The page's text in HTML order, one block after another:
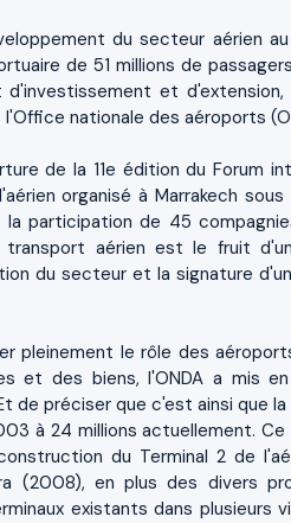
du secteur aérien
de 51 millions de
et d'extension,
nationale des aéroports
de la 11e édition du Forum
organisé à Marrakech
la participation de 45
aérien est le fruit
du secteur et la signature
le rôle des
et des biens, l'ONDA a mis
préciser que c'est ainsi que
à 24 millions actuellement.
du Terminal 2 de
(2008), en plus des divers
existants dans plusieurs